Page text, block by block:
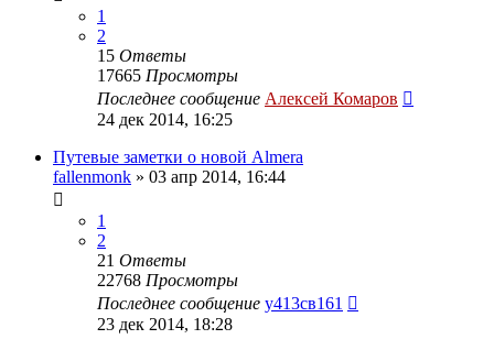
1
2
15 Ответы
17665 Просмотры
Последнее сообщение Алексей Комаров
24 дек 2014, 16:25
Путевые заметки о новой Almera
fallenmonk » 03 апр 2014, 16:44
1
2
21 Ответы
22768 Просмотры
Последнее сообщение у413св161
23 дек 2014, 18:28